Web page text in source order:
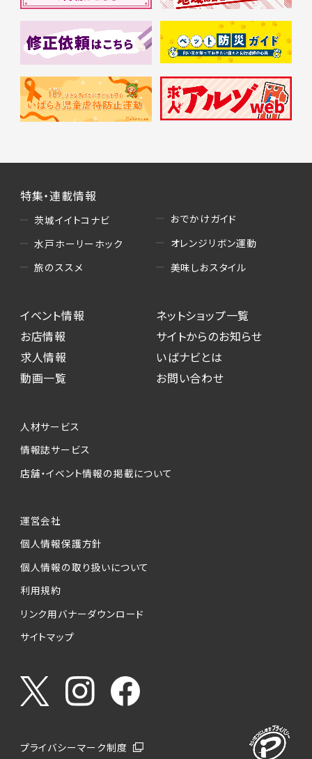
特集・連載情報
茨城イイトコナビ
水戸ホーリーホック
旅のススメ
おでかけガイド
オレンジリボン運動
美味しおスタイル
イベント情報
お店情報
求人情報
動画一覧
ネットショップ一覧
サイトからのお知らせ
いばナビとは
お問い合わせ
人材サービス
情報誌サービス
店舗・イベント情報の掲載について
運営会社
個人情報保護方針
個人情報の取り扱いについて
利用規約
リンク用バナーダウンロード
サイトマップ
プライバシーマーク制度